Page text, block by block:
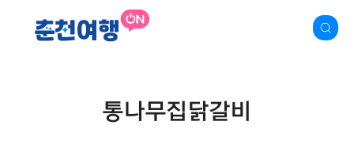
통나무집닭갈비